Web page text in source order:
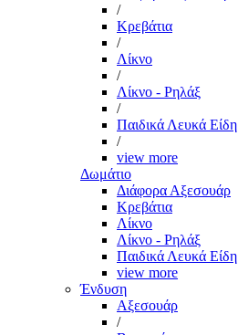
/
Κρεβάτια
/
Λίκνο
/
Λίκνο - Ρηλάξ
/
Παιδικά Λευκά Είδη
/
view more
Δωμάτιο
Διάφορα Αξεσουάρ
Κρεβάτια
Λίκνο
Λίκνο - Ρηλάξ
Παιδικά Λευκά Είδη
view more
Ένδυση
Αξεσουάρ
/